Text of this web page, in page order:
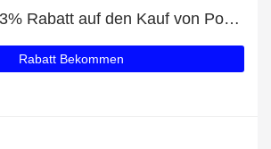
Erhalten Sie 23% Rabatt auf den Kauf von Powgen
Rabatt Bekommen